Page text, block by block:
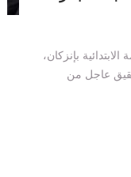
بإنزكان،
عاجل من